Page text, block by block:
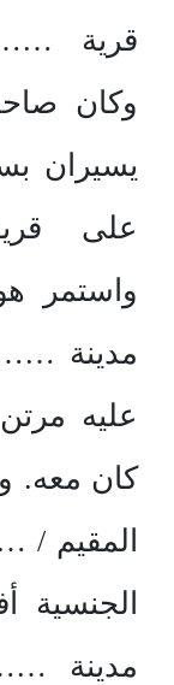
قرية
وكان
يسيران
على
واستمر
مدينة
عليه
كان معه.
الجنسية
مدينة